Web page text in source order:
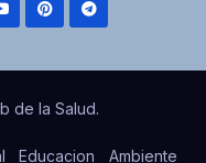
de la Salud.
Educacion Ambiente